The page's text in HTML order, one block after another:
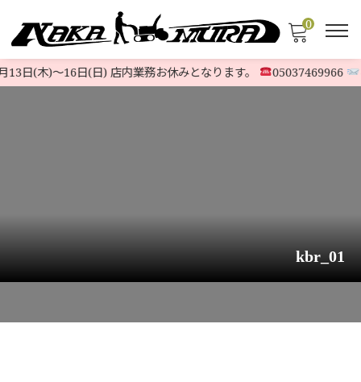
0
日(木)〜16日(日) 店内業務お休みとなります。 05037469966
kbr_01